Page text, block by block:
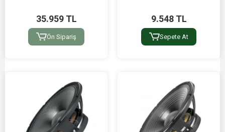
35.959 TL
Ön Sipariş
9.548 TL
Sepete At